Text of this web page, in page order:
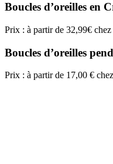
Boucles d’oreilles en
Prix : à partir de 32,99€
Boucles d’oreilles
Prix : à partir de 17,00 € chez